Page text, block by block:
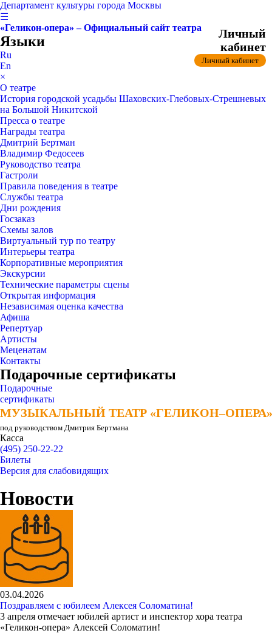
Департамент культуры города Москвы
☰
«Геликон-опера» – Официальный сайт театра
Языки
Ru
En
×
О театре
История городской усадьбы Шаховских-Глебовых-Стрешневых
на Большой Никитской
Пресса о театре
Награды театра
Дмитрий Бертман
Владимир Федосеев
Руководство театра
Гастроли
Правила поведения в театре
Службы театра
Дни рождения
Госзаказ
Схемы залов
Виртуальный тур по театру
Интерьеры театра
Корпоративные мероприятия
Экскурсии
Технические параметры сцены
Открытая информация
Независимая оценка качества
Афиша
Репертуар
Артисты
Меценатам
Контакты
Подарочные сертификаты
Подарочные
сертификаты
МУЗЫКАЛЬНЫЙ ТЕАТР «ГЕЛИКОН–ОПЕРА»
МУЗЫКАЛЬНЫЙ ТЕАТР «ГЕЛИКОН–ОПЕРА»
под руководством Дмитрия Бертмана
Касса
(495) 250-22-22
Личный
кабинет
Личный кабинет
Билеты
Версия для слабовидящих
Новости
03.04.2026
Поздравляем с юбилеем Алексея Соломатина!
3 апреля отмечает юбилей артист и инспектор хора театра
«Геликон-опера» Алексей Соломатин!